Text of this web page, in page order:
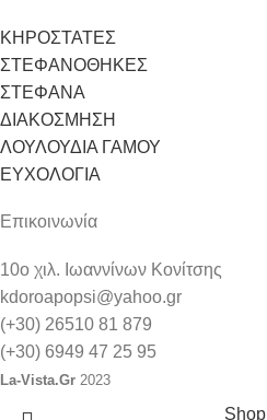
ΚΗΡΟΣΤΑΤΕΣ
ΣΤΕΦΑΝΟΘΗΚΕΣ
ΣΤΕΦΑΝΑ
ΔΙΑΚΟΣΜΗΣΗ
ΛΟΥΛΟΥΔΙΑ ΓΑΜΟΥ
ΕΥΧΟΛΟΓΙΑ
Επικοινωνία
10ο χιλ. Ιωαννίνων Κονίτσης
kdoroapopsi@yahoo.gr
(+30) 26510 81 879
(+30) 6949 47 25 95
La-Vista.Gr 2023
Shop